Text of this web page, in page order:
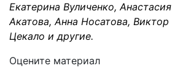
Екатерина Вуличенко, Анастасия
Акатова, Анна Носатова, Виктор
Цекало и другие.
Оцените материал